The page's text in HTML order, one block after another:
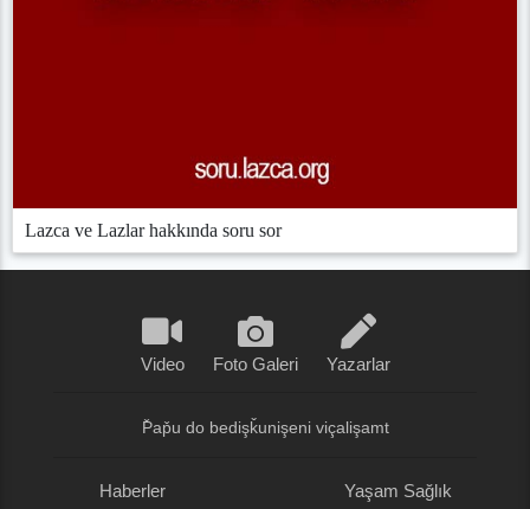
Lazca ve Lazlar hakkında soru sor
Video Foto Galeri Yazarlar
P̌ap̌u do bedişǩunişeni viçalişamt
Haberler
Yaşam Sağlık